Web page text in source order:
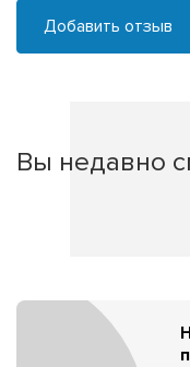
Добавить отзыв
Вы недавно